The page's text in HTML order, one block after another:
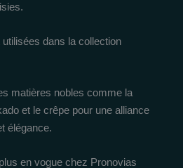
dans la collection
matières nobles comme la
et le crêpe pour une alliance
élégance.
en vogue chez Pronovias